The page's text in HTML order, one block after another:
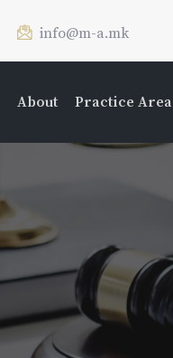
info@m-a.mk
About Practice Area